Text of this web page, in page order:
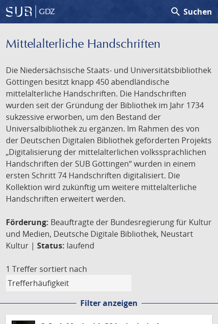
GDZ search Suchen
Mittelalterliche Handschriften
Die Niedersächsische Staats- und Universitätsbibliothek
Göttingen besitzt knapp 450 abendländische
mittelalterliche Handschriften. Die Handschriften
wurden seit der Gründung der Bibliothek im Jahr 1734
sukzessive erworben, um den Bestand der
Universalbibliothek zu ergänzen. Im Rahmen des von
der Deutschen Digitalen Bibliothek geförderten Projekts
„Digitalisierung der mittelalterlichen volkssprachlichen
Handschriften der SUB Göttingen“ wurden in einem
ersten Schritt 74 Handschriften digitalisiert. Die
Kollektion wird zukünftig um weitere mittelalterliche
Handschriften erweitert werden.
Förderung: Beauftragte der Bundesregierung für Kultur
und Medien, Deutsche Digitale Bibliothek, Neustart
Kultur | Status: laufend
1 Treffer sortiert nach
Filter anzeigen